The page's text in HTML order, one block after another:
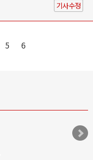
기사수정
5 6